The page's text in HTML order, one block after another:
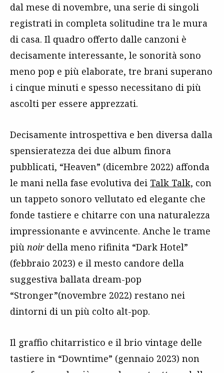
dal mese di novembre, una serie di singoli
registrati in completa solitudine tra le mura
di casa. Il quadro offerto dalle canzoni è
decisamente interessante, le sonorità sono
meno pop e più elaborate, tre brani superano
i cinque minuti e spesso necessitano di più
ascolti per essere apprezzati.
Decisamente introspettiva e ben diversa dalla
spensieratezza dei due album finora
pubblicati, “Heaven” (dicembre 2022) affonda
le mani nella fase evolutiva dei Talk Talk, con
un tappeto sonoro vellutato ed elegante che
fonde tastiere e chitarre con una naturalezza
impressionante e avvincente. Anche le trame
più noir della meno rifinita “Dark Hotel”
(febbraio 2023) e il mesto candore della
suggestiva ballata dream-pop
“Stronger”(novembre 2022) restano nei
dintorni di un più colto alt-pop.
Il graffio chitarristico e il brio vintage delle
tastiere in “Downtime” (gennaio 2023) non